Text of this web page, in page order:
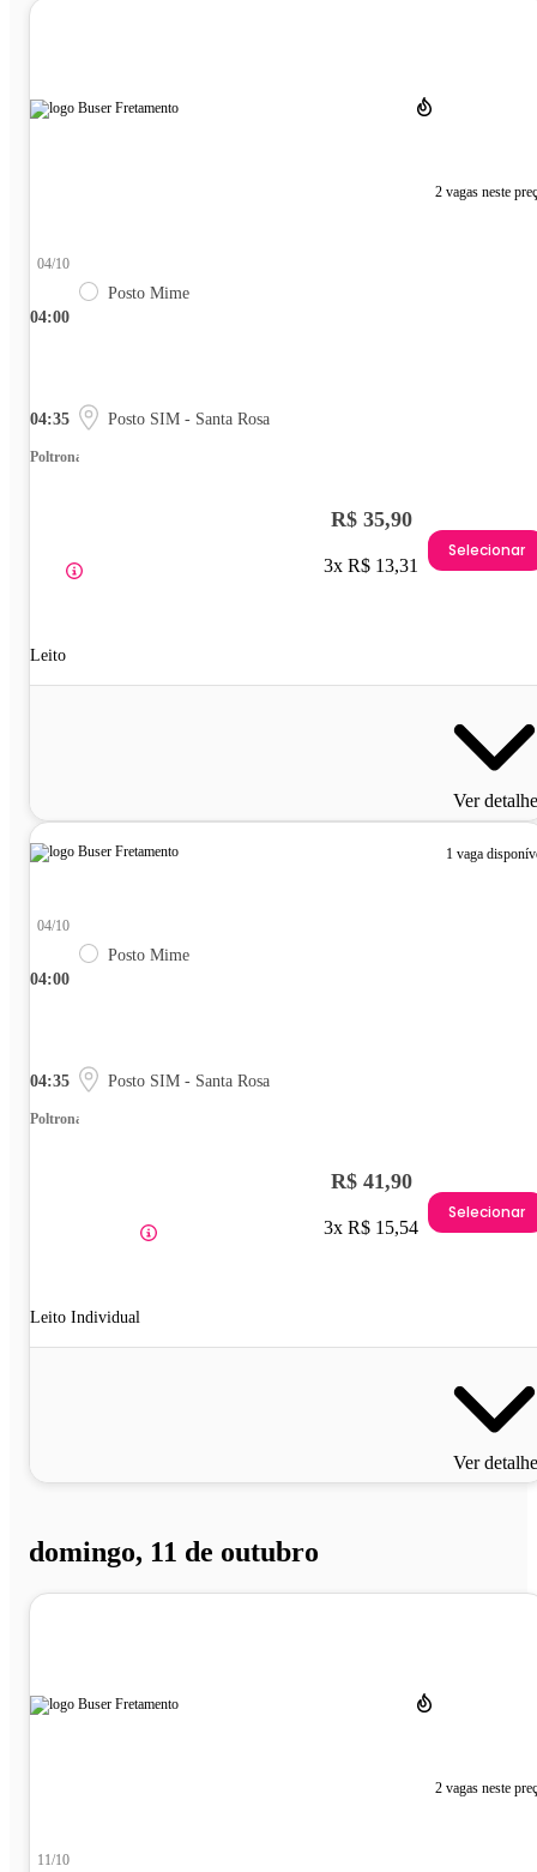
2 vagas neste
04:00
04/10
Posto Mime
04:35 Posto SIM - Santa Rosa
Poltrona
Leito
R$ 35,90
3x R$ 13,31
Selecionar
Ver
1 vaga
04:00
04/10
Posto Mime
04:35 Posto SIM - Santa Rosa
Poltrona
Leito Individual
R$ 41,90
3x R$ 15,54
Selecionar
Ver
domingo, 11 de outubro
2 vagas neste
11/10